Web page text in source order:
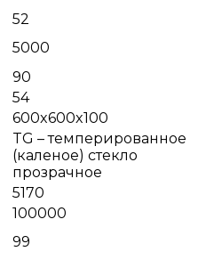
52
5000
90
54
600x600x100
TG – темперированное
(каленое) стекло
прозрачное
5170
100000
99